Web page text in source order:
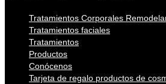
Tratamientos Corporales
Tratamientos faciales
Tratamientos
Productos
Conócenos
Tarjeta de regalo productos de